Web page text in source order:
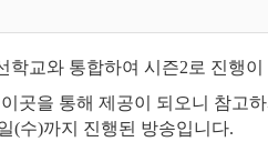
학교와 통합하여 시즌2로 진행
이곳을 통해 제공이 되오니 참고
(수)까지 진행된 방송입니다.